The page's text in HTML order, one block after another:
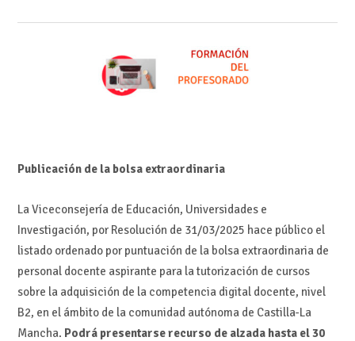
Publicación de la bolsa extraordinaria
La Viceconsejería de Educación, Universidades e
Investigación, por Resolución de 31/03/2025 hace público el
listado ordenado por puntuación de la bolsa extraordinaria de
personal docente aspirante para la tutorización de cursos
sobre la adquisición de la competencia digital docente, nivel
B2, en el ámbito de la comunidad autónoma de Castilla-La
Mancha. Podrá presentarse recurso de alzada hasta el 30